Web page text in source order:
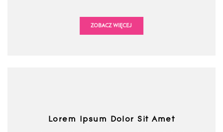
ZOBACZ WIĘCEJ
Lorem Ipsum Dolor Sit Amet